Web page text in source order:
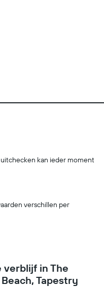
kan ieder moment
verschillen per
verblijf in The
Tapestry